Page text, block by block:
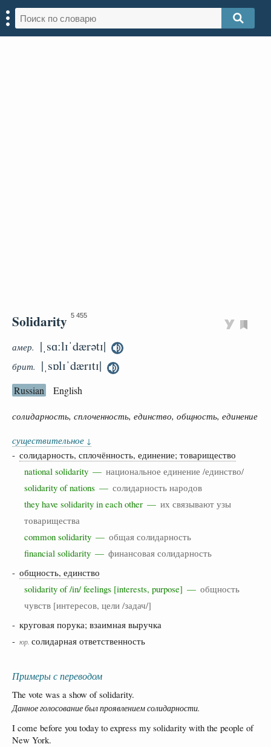
Solidarity 5 455
амер. |ˌsɑːlɪˈdærətɪ|
брит. |ˌsɒlɪˈdærɪtɪ|
Russian English
солидарность, сплоченность, единство, общность, единение
существительное ↓
- солидарность, сплочённость, единение; товарищество
national solidarity — национальное единение /единство/
solidarity of nations — солидарность народов
they have solidarity in each other — их связывают узы
товарищества
common solidarity — общая солидарность
financial solidarity — финансовая солидарность
- общность, единство
solidarity of /in/ feelings [interests, purpose] — общность
чувств [интересов, цели /задач/]
- круговая порука; взаимная выручка
- юр. солидарная ответственность
Примеры с переводом
The vote was a show of solidarity.
Данное голосование был проявлением солидарности.
I come before you today to express my solidarity with the people of
New York.